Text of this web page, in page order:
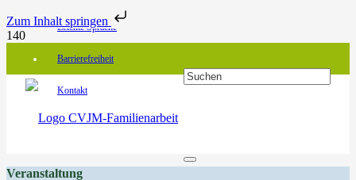
Zum Inhalt springen
Leichte Sprache
Barrierefreiheit
Kontakt
Veranstaltung